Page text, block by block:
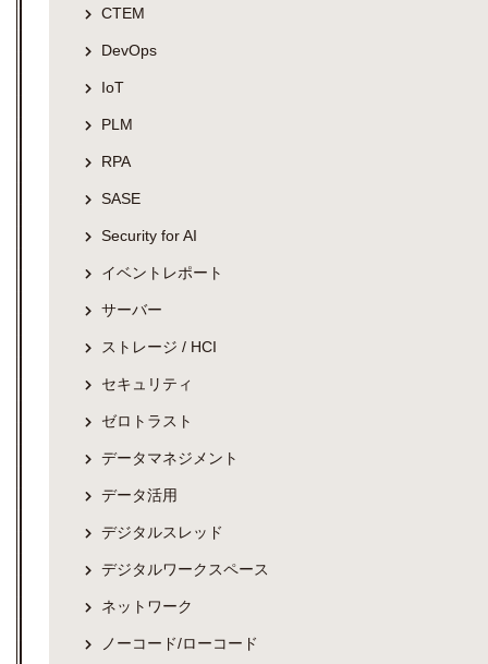
CTEM
DevOps
IoT
PLM
RPA
SASE
Security for AI
イベントレポート
サーバー
ストレージ / HCI
セキュリティ
ゼロトラスト
データマネジメント
データ活用
デジタルスレッド
デジタルワークスペース
ネットワーク
ノーコード/ローコード